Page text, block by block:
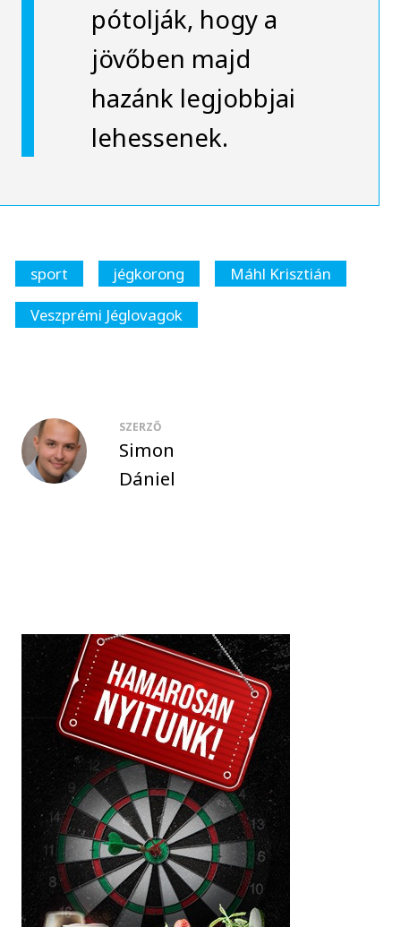
pótolják, hogy a
jövőben majd
hazánk legjobbjai
lehessenek.
sport jégkorong
Máhl Krisztián
Veszprémi Jéglovagok
SZERZŐ
Simon
Dániel